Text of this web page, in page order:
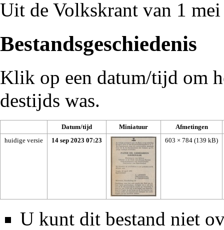
Uit de Volkskrant van 1
Bestandsgeschiedenis
Klik op een datum/tijd om
destijds was.
Datum/tijd Miniatuur
Afmetingen
huidige versie
14 sep 2023 07:23 603 × 784 (139 kB)
U kunt dit bestand niet